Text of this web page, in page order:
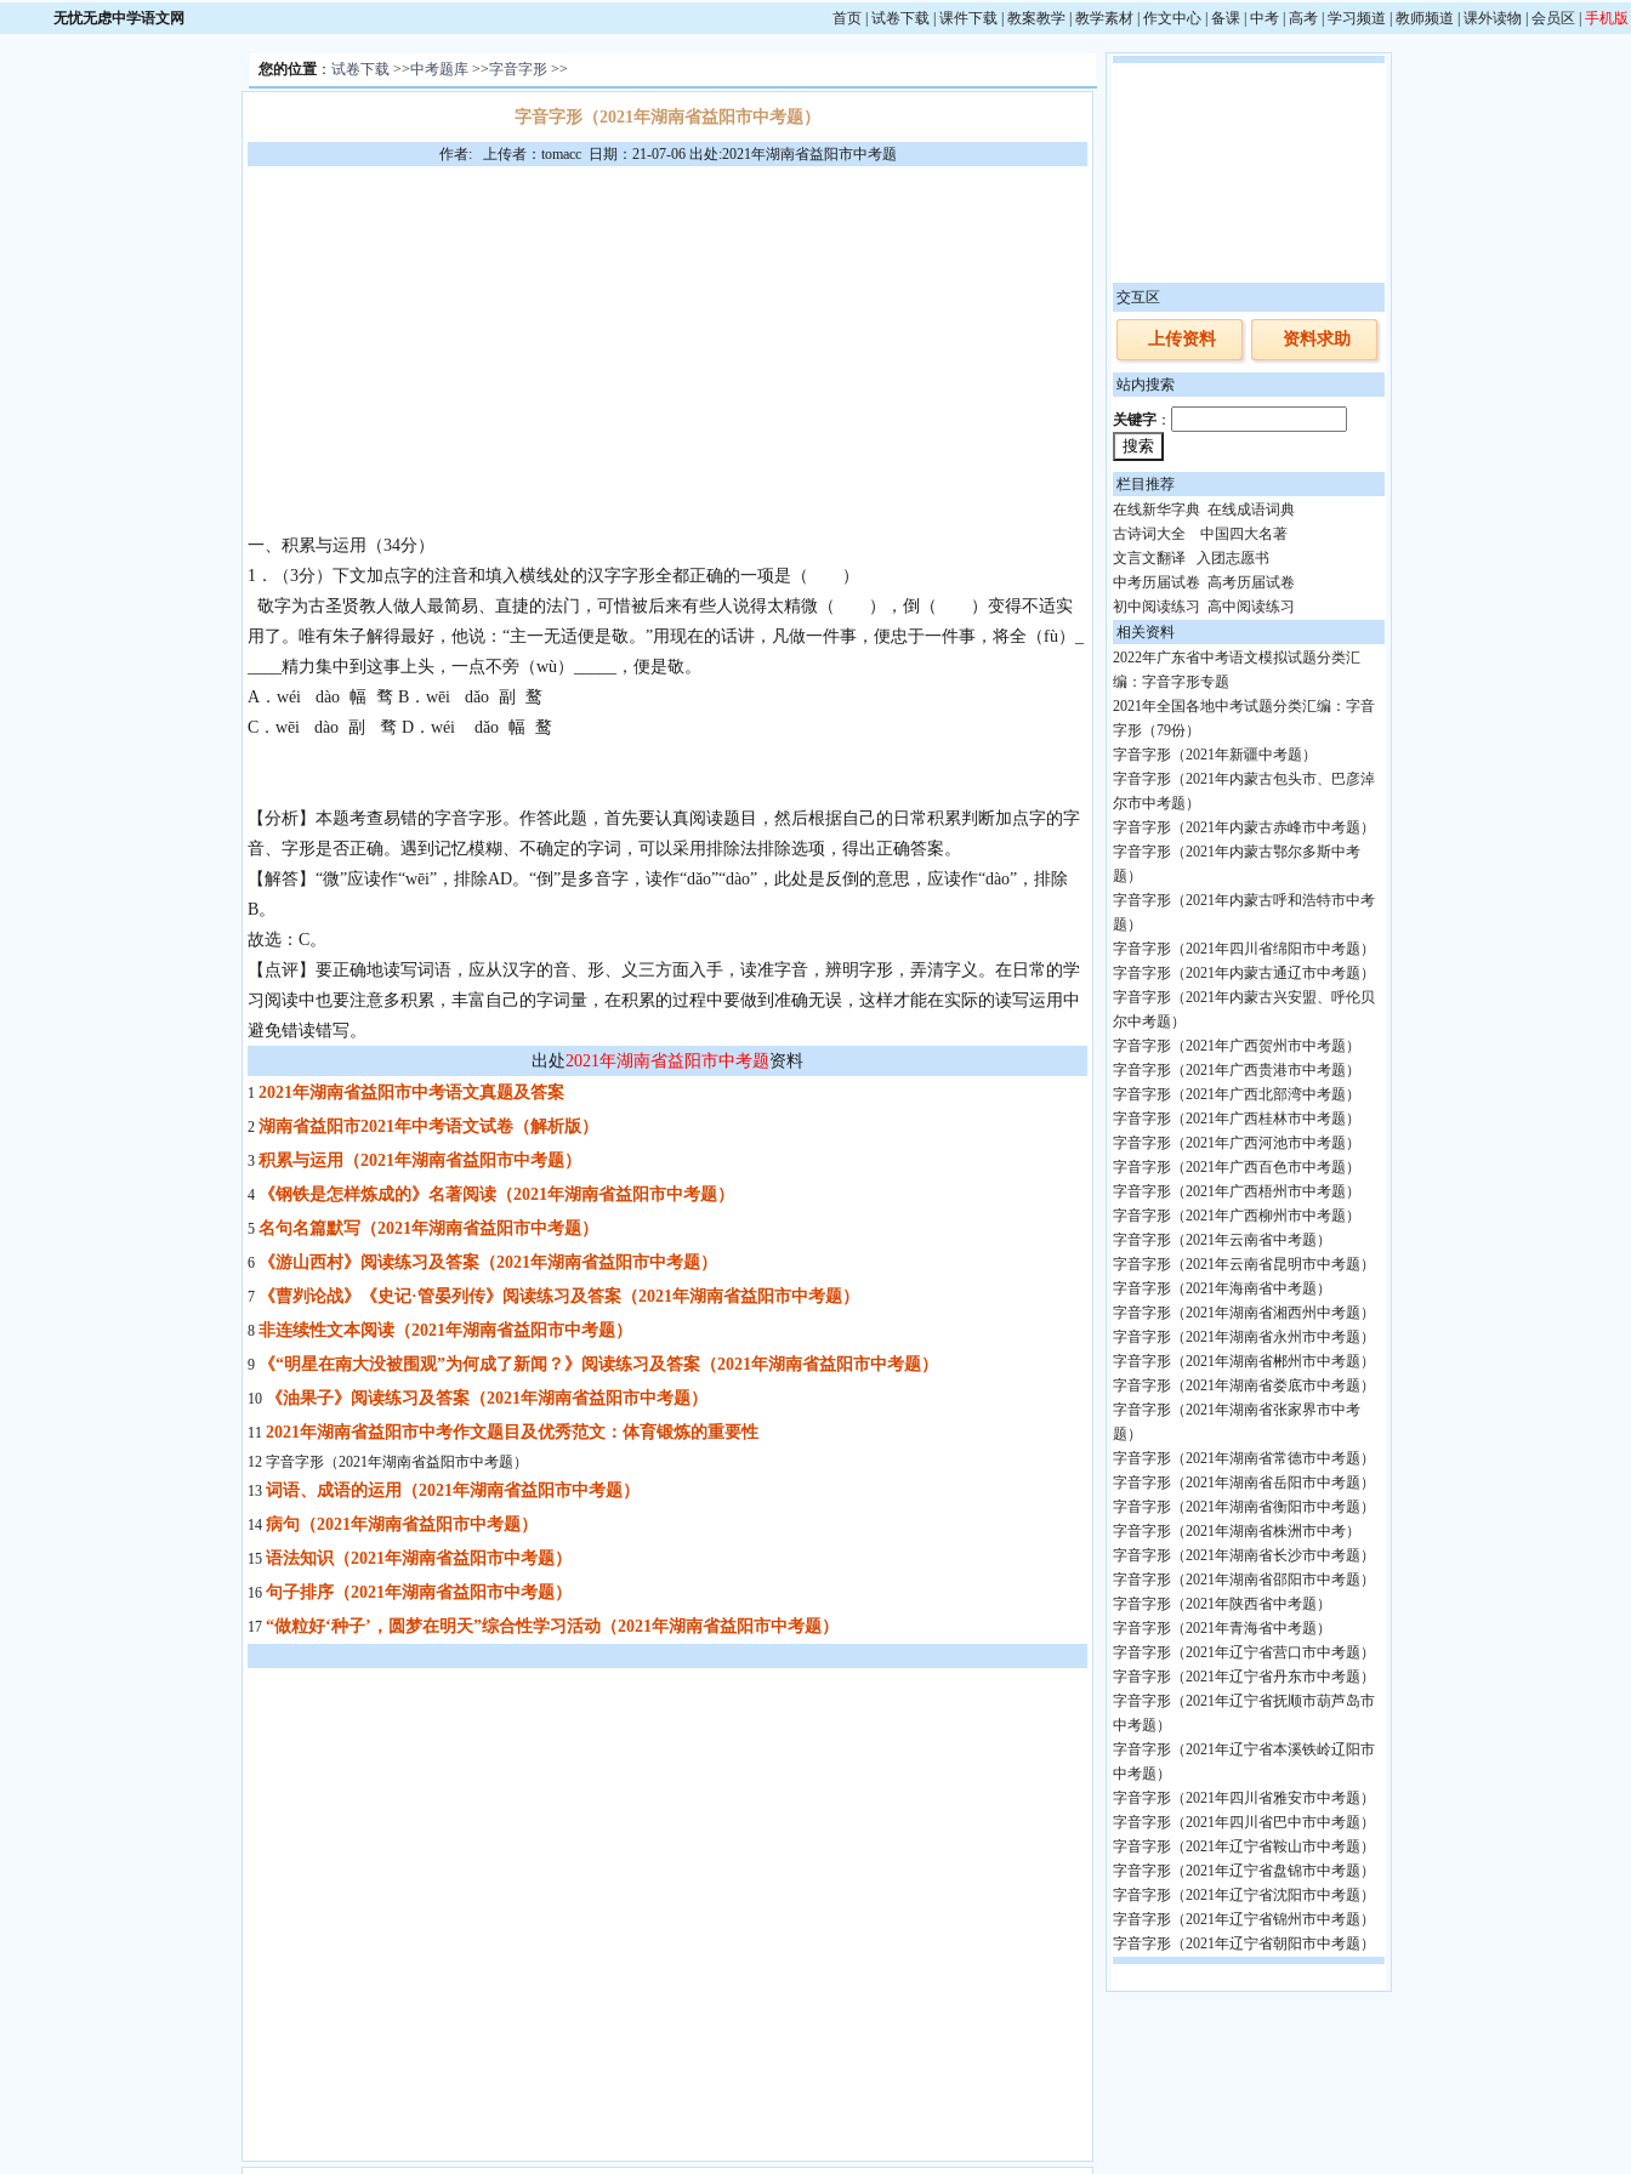
无忧无虑中学语文网 首页 试卷下载 课件下载 教案教学 教学素材 作文中心 备课 中考 高考 学习频道 教师频道 课外读物 会员区 手机版
您的位置： 试卷下载>>中考题库>>字音字形>>
字音字形（2021年湖南省益阳市中考题）
作者: 上传者：tomacc 日期：21-07-06 出处:2021年湖南省益阳市中考题
一、积累与运用（34分）
1 ．（3分）下文加点字的注音和填入横线处的汉字字形全都正确的一项是（ ）
敬字为古圣贤教人做人最简易、直捷的法门，可惜被后来有些人说得太精微 （ ）， 倒
（ ）变得不适实
用了。唯有朱子解得最好，他说： “主一无适便是敬。 ”用现在的话讲，凡做一件事，便忠于一件事，将全（fù）
精力集中到这事上头，一点不旁（wù）
，便是敬。
A ． wéi dào 幅 骛 B ． wēi dǎo 副
鹜
C ． wēi dào 副 骛 D ． wéi dǎo 幅 鹜
【分析】 本题考查易错的字音字形。作答此题，首先要认真阅读题目，然后根据自己的日常积累判断加点字的字
音、字形是否正确。遇到记忆模糊、不确定的字词，可以采用排除法排除选项，得出正确答案。
【解答】 “微”应读作“wēi”，排除AD。“倒”是多音字，读作“dǎo”“dào”，此处是反倒的意思，应读作“dào”，排除
B。
故选： C。
【点评】 要正确地读写词语，应从汉字的音、形、义三方面入手，读准字音，辨明字形，弄清字义。在日常的学
习阅读中也要注意多积累，丰富自己的字词量，在积累的过程中要做到准确无误，这样才能在实际的读写运用中
避免错读错写。
出处2021年湖南省益阳市中考题资料
1 2021年湖南省益阳市中考语文真题及答案
2 湖南省益阳市2021年中考语文试卷（解析版）
3 积累与运用（2021年湖南省益阳市中考题）
4 《钢铁是怎样炼成的》名著阅读（2021年湖南省益阳市中考题）
5 名句名篇默写（2021年湖南省益阳市中考题）
6 《游山西村》阅读练习及答案（2021年湖南省益阳市中考题）
7 《曹刿论战》《史记·管晏列传》阅读练习及答案（2021年湖南省益阳市中考题）
8 非连续性文本阅读（2021年湖南省益阳市中考题）
9 《“明星在南大没被围观”为何成了新闻？》阅读练习及答案（2021年湖南省益阳市中考题）
10 《油果子》阅读练习及答案（2021年湖南省益阳市中考题）
11 2021年湖南省益阳市中考作文题目及优秀范文：体育锻炼的重要性
12 字音字形（2021年湖南省益阳市中考题）
13 词语、成语的运用（2021年湖南省益阳市中考题）
14 病句（2021年湖南省益阳市中考题）
15 语法知识（2021年湖南省益阳市中考题）
16 句子排序（2021年湖南省益阳市中考题）
17 “做粒好‘种子’，圆梦在明天”综合性学习活动（2021年湖南省益阳市中考题）
交互区
上传资料 资料求助
站内搜索
关键字 ：
栏目推荐
在线新华字典 在线成语词典
古诗词大全
中国四大名著
文言文翻译
入团志愿书
中考历届试卷 高考历届试卷
初中阅读练习
高中阅读练习
相关资料
2022年广东省中考语文模拟试题分类汇
编：字音字形专题
2021年全国各地中考试题分类汇编：字音
字形（79份）
字音字形（2021年新疆中考题）
字音字形（2021年内蒙古包头市、巴彦淖
尔市中考题）
字音字形（2021年内蒙古赤峰市中考题）
字音字形（2021年内蒙古鄂尔多斯中考
题）
字音字形（2021年内蒙古呼和浩特市中考
题）
字音字形（2021年四川省绵阳市中考题）
字音字形（2021年内蒙古通辽市中考题）
字音字形（2021年内蒙古兴安盟、呼伦贝
尔中考题）
字音字形（2021年广西贺州市中考题）
字音字形（2021年广西贵港市中考题）
字音字形（2021年广西北部湾中考题）
字音字形（2021年广西桂林市中考题）
字音字形（2021年广西河池市中考题）
字音字形（2021年广西百色市中考题）
字音字形（2021年广西梧州市中考题）
字音字形（2021年广西柳州市中考题）
字音字形（2021年云南省中考题）
字音字形（2021年云南省昆明市中考题）
字音字形（2021年海南省中考题）
字音字形（2021年湖南省湘西州中考题）
字音字形（2021年湖南省永州市中考题）
字音字形（2021年湖南省郴州市中考题）
字音字形（2021年湖南省娄底市中考题）
字音字形（2021年湖南省张家界市中考
题）
字音字形（2021年湖南省常德市中考题）
字音字形（2021年湖南省岳阳市中考题）
字音字形（2021年湖南省衡阳市中考题）
字音字形（2021年湖南省株洲市中考）
字音字形（2021年湖南省长沙市中考题）
字音字形（2021年湖南省邵阳市中考题）
字音字形（2021年陕西省中考题）
字音字形（2021年青海省中考题）
字音字形（2021年辽宁省营口市中考题）
字音字形（2021年辽宁省丹东市中考题）
字音字形（2021年辽宁省抚顺市葫芦岛市
中考题）
字音字形（2021年辽宁省本溪铁岭辽阳市
中考题）
字音字形（2021年四川省雅安市中考题）
字音字形（2021年四川省巴中市中考题）
字音字形（2021年辽宁省鞍山市中考题）
字音字形（2021年辽宁省盘锦市中考题）
字音字形（2021年辽宁省沈阳市中考题）
字音字形（2021年辽宁省锦州市中考题）
字音字形（2021年辽宁省朝阳市中考题）